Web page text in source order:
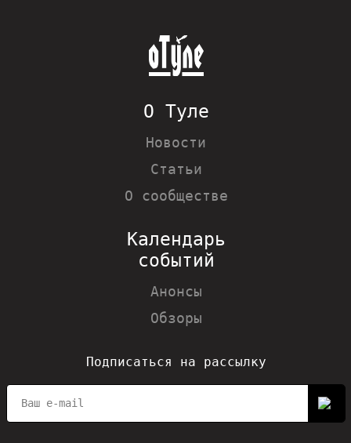
О Туле
Новости
Статьи
О сообществе
Календарь
событий
Анонсы
Обзоры
Подписаться на рассылку